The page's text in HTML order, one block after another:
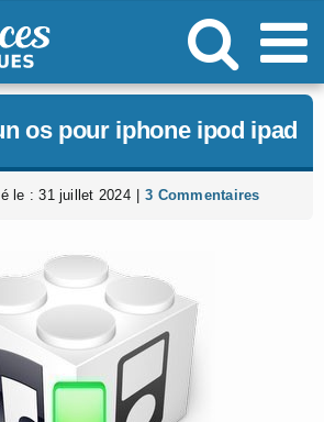
os pour iphone ipod ipad
le : 31 juillet 2024 3 Commentaires